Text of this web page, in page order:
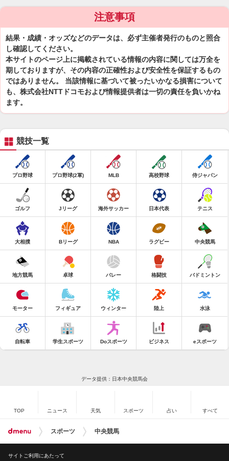
注意事項
結果・成績・オッズなどのデータは、必ず主催者発行のものと照合
し確認してください。
本サイトのページ上に掲載されている情報の内容に関しては万全を
期しておりますが、その内容の正確性および安全性を保証するもの
ではありません。 当該情報に基づいて被ったいかなる損害について
も、株式会社NTTドコモおよび情報提供者は一切の責任を負いかね
ます。
競技一覧
プロ野球 プロ野球(2軍) MLB 高校野球 侍ジャパン
ゴルフ Jリーグ 海外サッカー 日本代表 テニス
大相撲 Bリーグ NBA ラグビー 中央競馬
地方競馬 卓球 バレー 格闘技 バドミントン
モーター フィギュア ウィンター 陸上 水泳
自転車 学生スポーツ Doスポーツ ビジネス eスポーツ
データ提供：日本中央競馬会
TOP ニュース 天気 スポーツ 占い すべて
スポーツ 中央競馬
サイトご利用にあたって